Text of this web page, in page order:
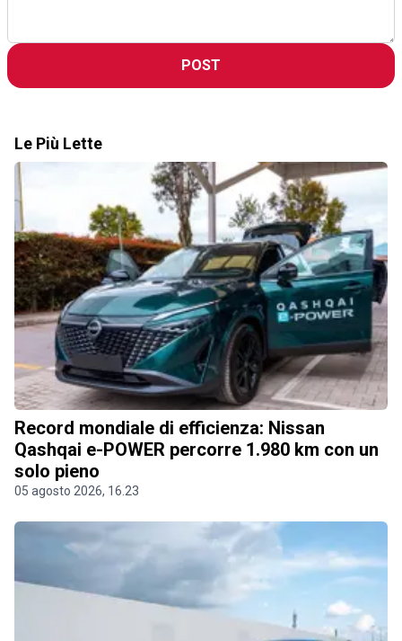
POST
Le Più Lette
Record mondiale di efficienza: Nissan
Qashqai e-POWER percorre 1.980 km con un
solo pieno
05 agosto 2026, 16.23